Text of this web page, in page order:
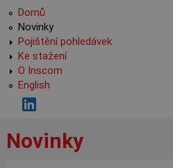
Hlavní menu
Domů
Novinky
Pojištění pohledávek
Ke stažení
O Inscom
English
Novinky